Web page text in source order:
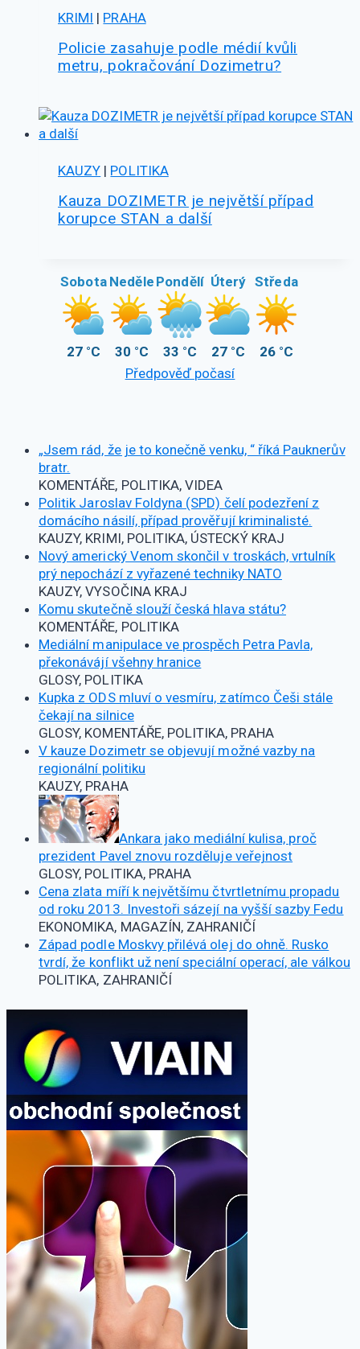
KRIMI | PRAHA
Policie zasahuje podle médií kvůli
metru, pokračování Dozimetru?
KAUZY | POLITIKA
Kauza DOZIMETR je největší případ
korupce STAN a další
Sobota
27 °C
Neděle
30 °C
Pondělí
33 °C
Úterý
27 °C
Středa
26 °C
Předpověď počasí
„Jsem rád, že je to konečně venku, “ říká Pauknerův
bratr.
KOMENTÁŘE, POLITIKA, VIDEA
Politik Jaroslav Foldyna (SPD) čelí podezření z
domácího násilí, případ prověřují kriminalisté.
KAUZY, KRIMI, POLITIKA, ÚSTECKÝ KRAJ
Nový americký Venom skončil v troskách, vrtulník
prý nepochází z vyřazené techniky NATO
KAUZY, VYSOČINA KRAJ
Komu skutečně slouží česká hlava státu?
KOMENTÁŘE, POLITIKA
Mediální manipulace ve prospěch Petra Pavla,
překonávájí všehny hranice
GLOSY, POLITIKA
Kupka z ODS mluví o vesmíru, zatímco Češi stále
čekají na silnice
GLOSY, KOMENTÁŘE, POLITIKA, PRAHA
V kauze Dozimetr se objevují možné vazby na
regionální politiku
KAUZY, PRAHA
Ankara jako mediální kulisa, proč
prezident Pavel znovu rozděluje veřejnost
GLOSY, POLITIKA, PRAHA
Cena zlata míří k největšímu čtvrtletnímu propadu
od roku 2013. Investoři sázejí na vyšší sazby Fedu
EKONOMIKA, MAGAZÍN, ZAHRANIČÍ
Západ podle Moskvy přilévá olej do ohně. Rusko
tvrdí, že konflikt už není speciální operací, ale válkou
POLITIKA, ZAHRANIČÍ